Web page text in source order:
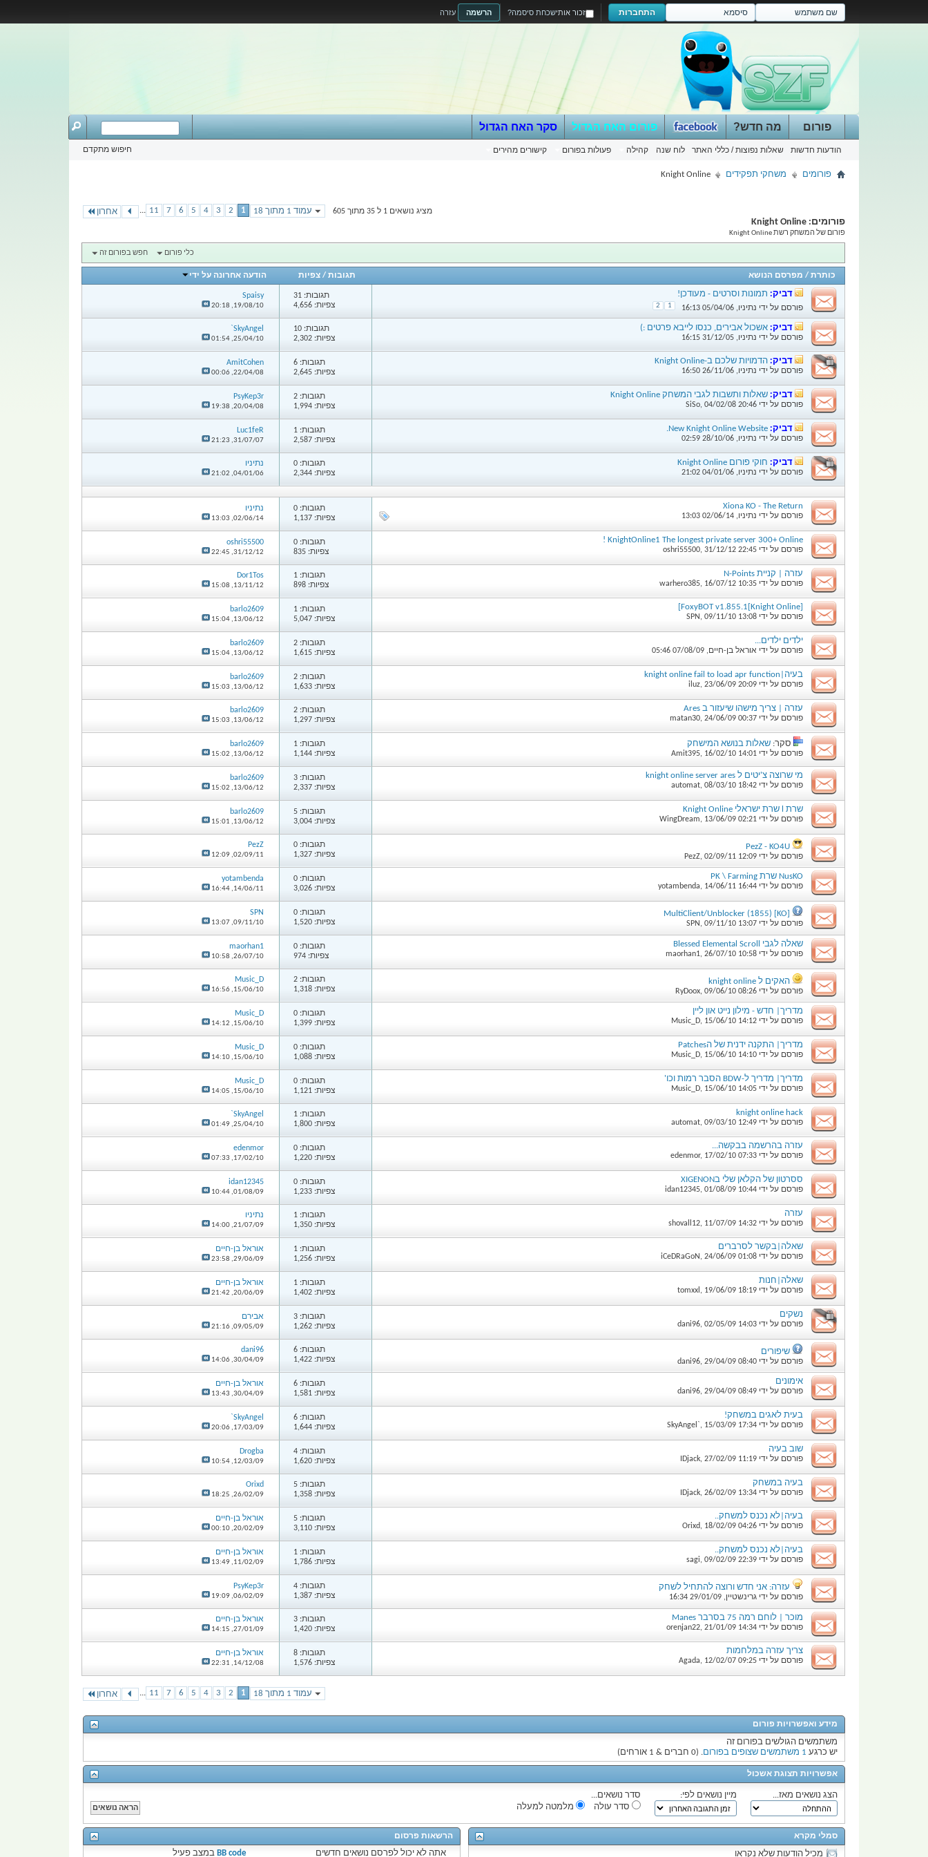
הרשמה עזרה התחברות זכור אותישכחת סיסמה?
פורום
הודעות חדשות שאלות נפוצות / כללי האתר לוח שנה קהילה פעולות בפורום קישורים מהירים
מה חדש? פורום האח הגדול סקר האח הגדול
חיפוש מתקדם
פורומים משחקי תפקידים Knight Online
עמוד 1 מתוך 18 1
2
3
4
5
6
7
11
... אחרון מציג נושאים 1 ל 35 מתוך 605
פורומים: Knight Online
פורום של המשחק רשת Knight Online
כלי פורום חפש בפורום זה
כותרת / מפרסם הנושא תגובות /צפיות הודעה אחרונה על ידי
דביק: תמונות וסרטים - מעודכן!
פורסם על ידי נתיניו,
05/04/06
1
2
תגובות: 31
צפיות: 4,656
Spaisy
19/08/10,
20:18
דביק: אשכול אבירים, כנסו לייבא פרטים :)
פורסם על ידי נתיניו,
31/12/05
תגובות: 10
צפיות: 2,302
SkyAngel`
25/04/10,
01:54
דביק: הדמויות שלכם ב-Knight Online
פורסם על ידי נתיניו ,
26/11/06
תגובות: 6
צפיות: 2,645
AmitCohen
22/04/08,
00:06
דביק: שאלות ותשבות לגבי המשחק Knight Online
פורסם על ידי SiSo, 04/02/08 20:46
תגובות: 2
צפיות: 1,994
PsyKep3r
20/04/08,
19:38
דביק: New Knight Online Website.
פורסם על ידי נתיניו,
28/10/06
תגובות: 1
צפיות: 2,587
Luc1feR
31/07/07,
21:23
דביק: חוקי פורום Knight Online
פורסם על ידי נתיניו,
04/01/06
תגובות: 0
צפיות: 2,344
נתיניו
04/01/06,
21:02
Xiona KO - The Return
פורסם על ידי נתיניו ,
02/06/14
תגובות: 0
צפיות: 1,137
נתיניו
02/06/14,
13:03
KnightOnline1 The longest private server 300+ Online !
פורסם על ידי oshri55500, 31/12/12 22:45
תגובות: 0
צפיות: 835
oshri55500
31/12/12,
22:45
עזרה | קניית N-Points
פורסם על ידי warhero385, 16/07/12 10:35
תגובות: 1
צפיות: 898
Dor1Tos
13/11/12,
15:08
פורסם על ידי SPN, 09/11/10 13:08
תגובות: 1
צפיות: 5,047
barlo2609
13/06/12,
15:04
ילדים ילדים...
פורסם על ידי אוראל בן-חיים ,
07/08/09
תגובות: 2
צפיות: 1,615
barlo2609
13/06/12,
15:04
בעיה|knight online fail to load apr function
פורסם על ידי iluz, 23/06/09 20:09
תגובות: 2
צפיות: 1,633
barlo2609
13/06/12,
15:03
עזרה | צריך מישהו שיעזור ב Ares
פורסם על ידי matan30, 24/06/09 00:37
תגובות: 2
צפיות: 1,297
barlo2609
13/06/12,
15:03
סקר: שאלות בנושא המישחק
פורסם על ידי Amit395, 16/02/10 14:01
תגובות: 1
צפיות: 1,144
barlo2609
13/06/12,
15:02
מי שרוצה צ'יטים ל knight online server ares
פורסם על ידי automat, 08/03/10 18:42
תגובות: 3
צפיות: 2,337
barlo2609
13/06/12,
15:02
שרת l שרת ישראלי Knight Online
פורסם על ידי WingDream, 13/06/09 02:21
תגובות: 5
צפיות: 3,004
barlo2609
13/06/12,
15:01
PezZ - KO4U
פורסם על ידי PezZ, 02/09/11 12:09
תגובות: 0
צפיות: 1,327
PezZ
02/09/11,
12:09
NusKO שרת PK \ Farming
פורסם על ידי yotambenda, 14/06/11 16:44
תגובות: 0
צפיות: 3,026
yotambenda
14/06/11,
16:44
פורסם על ידי SPN , 09/11/10 13:07
תגובות: 0
צפיות: 1,520
SPN
09/11/10,
13:07
שאלה לגבי Blessed Elemental Scroll
פורסם על ידי maorhan1, 26/07/10 10:58
תגובות: 0
צפיות: 974
maorhan1
26/07/10,
10:58
האקים ל knight online
פורסם על ידי RyDoox, 09/06/10 08:26
תגובות: 2
צפיות: 1,318
Music_D
15/06/10,
16:56
מדריך| חדש - מילון נייט און ליין
פורסם על ידי Music_D, 15/06/10 14:12
תגובות: 0
צפיות: 1,399
Music_D
15/06/10,
14:12
מדריך| התקנה ידנית של הPatches
פורסם על ידי Music_D, 15/06/10 14:10
תגובות: 0
צפיות: 1,088
Music_D
15/06/10,
14:10
מדריך| מדריך ל-BDW הסבר רמות וכו'
פורסם על ידי Music_D, 15/06/10 14:05
תגובות: 0
צפיות: 1,121
Music_D
15/06/10,
14:05
knight online hack
פורסם על ידי automat, 09/03/10 12:49
תגובות: 1
צפיות: 1,800
SkyAngel`
25/04/10,
01:49
עזרה בהרשמה בבקשה...
פורסם על ידי edenmor, 17/02/10 07:33
תגובות: 0
צפיות: 1,220
edenmor
17/02/10,
07:33
ססרטון של הקלאן שלי בXIGENON
פורסם על ידי idan12345, 01/08/09 10:44
תגובות: 0
צפיות: 1,233
idan12345
01/08/09,
10:44
עזרה
פורסם על ידי shovall12, 11/07/09 14:32
תגובות: 1
צפיות: 1,350
נתיניו
21/07/09,
14:00
שאלה|בקשר לסרברים
פורסם על ידי iCeDRaGoN, 24/06/09 01:08
תגובות: 1
צפיות: 1,256
אוראל בן-חיים
29/06/09,
23:58
שאלה|חנות
פורסם על ידי tomxxl , 19/06/09 18:19
תגובות: 1
צפיות: 1,402
אוראל בן-חיים
20/06/09,
21:42
נשקים
פורסם על ידי dani96, 02/05/09 14:03
תגובות: 3
צפיות: 1,262
אבירם
09/05/09,
21:16
שיפורים
פורסם על ידי dani96, 29/04/09 08:40
תגובות: 6
צפיות: 1,422
dani96
30/04/09,
14:06
אימונים
פורסם על ידי dani96, 29/04/09 08:49
תגובות: 6
צפיות: 1,581
אוראל בן-חיים
30/04/09,
13:43
בעית לאגים במשחק!
פורסם על ידי SkyAngel`, 15/03/09 17:34
תגובות: 6
צפיות: 1,644
SkyAngel`
17/03/09,
20:06
שוב בעיה
פורסם על ידי IDjack, 27/02/09 11:19
תגובות: 4
צפיות: 1,620
Drogba
12/03/09,
10:54
בעיה במשחק
פורסם על ידי IDjack, 26/02/09 13:34
תגובות: 5
צפיות: 1,358
Orixd
26/02/09,
18:25
בעיה|לא נכנס למשחק..
פורסם על ידי Orixd, 18/02/09 04:26
תגובות: 5
צפיות: 3,110
אוראל בן-חיים
20/02/09,
00:10
בעיה|לא נכנס למשחק..
פורסם על ידי sagi, 09/02/09 22:39
תגובות: 1
צפיות: 1,786
אוראל בן-חיים
11/02/09,
13:49
עזרה: אני חדש ורוצה להתחיל לשחק
פורסם על ידי גרינשטיין,
29/01/09
תגובות: 4
צפיות: 1,387
PsyKep3r
06/02/09,
19:09
מוכר | לוחם רמה 75 בסרבר Manes
פורסם על ידי orenjan22, 21/01/09 14:34
תגובות: 3
צפיות: 1,420
אוראל בן-חיים
27/01/09,
14:15
צריך עזרה במלחמות
פורסם על ידי Agada, 12/02/07 09:25
תגובות: 8
צפיות: 1,576
אוראל בן-חיים
14/12/08,
22:31
עמוד 1 מתוך 18 1
2
3
4
5
6
7
11
... אחרון
מידע ואפשרויות פורום
משתמשים הגולשים בפורום זה
יש כרגע 1 משתמשים שצופים בפורום . (0 חברים & 1 אורחים)
אפשרויות תצוגת אשכול
הצג נושאים מאז... מיין נושאים לפי:
סדר נושאים...
סדר עולה
מלמטה למעלה
סמלי מקרא
מכיל הודעות שלא נקראו
הרשאות פרסום
אתהלא יכול לפרסם נושאים חדשים BB code במצב פעיל